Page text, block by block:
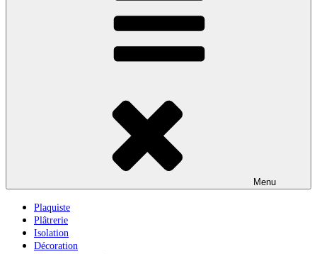
Menu
Plaquiste
Plâtrerie
Isolation
Décoration